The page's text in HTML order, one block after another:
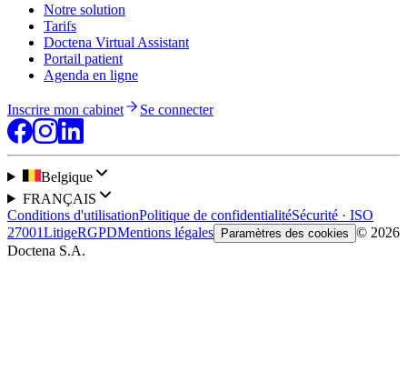
Notre solution
Tarifs
Doctena Virtual Assistant
Portail patient
Agenda en ligne
Inscrire mon cabinet Se connecter
Belgique
FRANÇAIS
Conditions d'utilisationPolitique de confidentialitéSécurité · ISO
27001LitigeRGPDMentions légales Paramètres des cookies © 2026
Doctena S.A.